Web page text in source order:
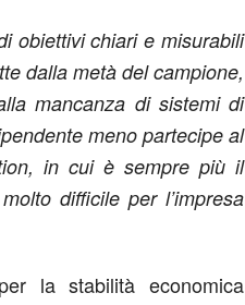
obiettivi chiari e misurabili
dalla metà del campione,
mancanza di sistemi di
meno partecipe al
in cui è sempre più il
difficile per l’impresa
la stabilità economica